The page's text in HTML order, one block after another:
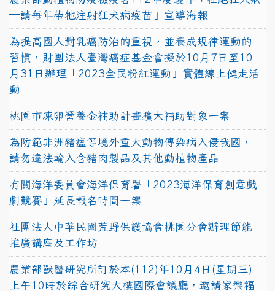
—請每年帶牠注射狂犬病疫苗」宣導海報
為提高國人對乳癌防治的重視，並養成規律運動的
習慣，財團法人臺灣癌症基金會擬於10月7日至10
月31日辦理「2023全民粉紅運動」實體線上健走活
動
桃園市凍卵營養金補助計畫擴大補助對象一案
為防範非洲豬瘟等境外重大動物傳染病入侵我國，
請勿違法輸入含豬肉製品及其他動植物產品
有關海洋委員會海洋保育署「2023海洋保育創意戲
劇競賽」延長報名時間一案
社團法人中華民國荒野保護協會桃園分會辦理節能
推廣講座及工作坊
農業部獸醫研究所訂於本(112)年10月4日(星期三)
上午10時於綜合研究大樓國際會議廳，邀請家樂福